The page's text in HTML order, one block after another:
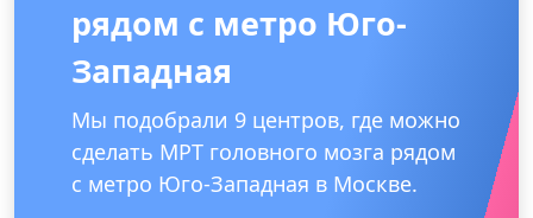
рядом с метро Юго-
Западная
Мы подобрали 9 центров, где можно
сделать МРТ головного мозга рядом
с метро Юго-Западная в Москве.